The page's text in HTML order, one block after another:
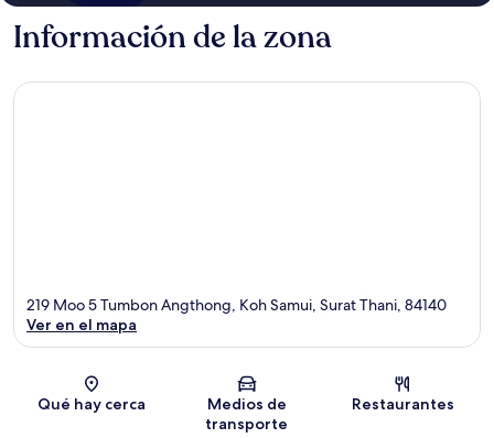
Información de la zona
Sección del mapa
219 Moo 5 Tumbon Angthong, Koh Samui, Surat Thani, 84140
Ver en el mapa
Qué hay cerca
Medios de
transporte
Restaurantes